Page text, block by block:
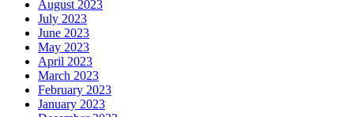
August 2023
July 2023
June 2023
May 2023
April 2023
March 2023
February 2023
January 2023